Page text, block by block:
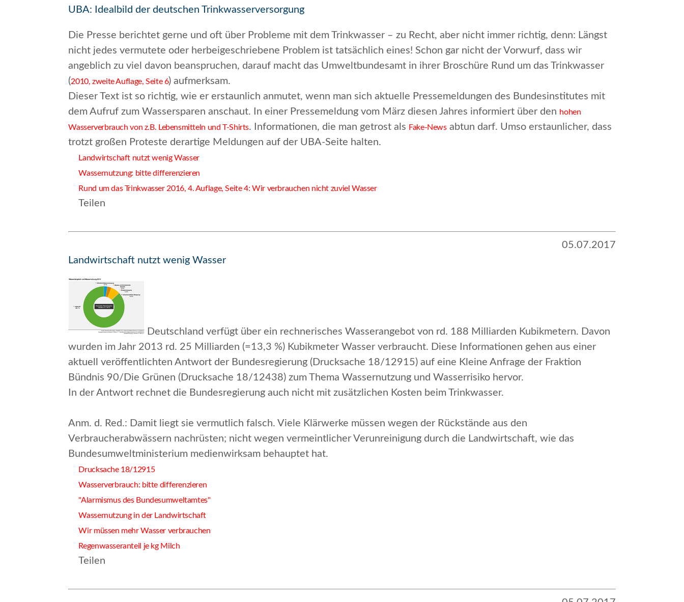
UBA: Idealbild der deutschen Trinkwasserversorgung
Die Presse berichtet gerne und oft über Probleme mit dem Trinkwasser – zu Recht, aber nicht immer richtig, denn: Längst
nicht jedes vermutete oder herbeigeschriebene Problem ist tatsächlich eines! Schon gar nicht der Vorwurf, dass wir
angeblich zu viel davon beanspruchen, darauf macht das Umweltbundesamt in ihrer Broschüre Rund um das Trinkwasser
(2010, zweite Auflage, Seite 6) aufmerksam.
Dieser Text ist so richtig, wie er erstaunlich anmutet, wenn man sich aktuelle Pressemeldungen des Bundesinstitutes mit
dem Aufruf zum Wassersparen anschaut. In einer Pressemeldung vom März diesen Jahres informiert über den hohen
Wasserverbrauch von z.B. Lebensmitteln und T-Shirts. Informationen, die man getrost als Fake-Newsabtun darf. Umso erstaunlicher, dass
trotzt großen Proteste derartige Meldungen auf der UBA-Seite halten.
Landwirtschaft nutzt wenig Wasser
Wassernutzung: bitte differenzieren
Rund um das Trinkwasser 2016, 4. Auflage, Seite 4: Wir verbrauchen nicht zuviel Wasser
Teilen
05.07.2017
Landwirtschaft nutzt wenig Wasser
Deutschland verfügt über ein rechnerisches Wasserangebot von rd. 188 Milliarden Kubikmetern. Davon
wurden im Jahr 2013 rd. 25 Milliarden (=13,3 %) Kubikmeter Wasser verbraucht. Diese Informationen gehen aus einer
aktuell veröffentlichten Antwort der Bundesregierung (Drucksache 18/12915) auf eine Kleine Anfrage der Fraktion
Bündnis 90/Die Grünen (Drucksache 18/12438) zum Thema Wassernutzung und Wasserrisiko hervor.
In der Antwort rechnet die Bundesregierung auch nicht mit zusätzlichen Kosten beim Trinkwasser.
Anm. d. Red.: Damit liegt sie vermutlich falsch. Viele Klärwerke müssen wegen der Rückstände aus den
Verbraucherabwässern nachrüsten; nicht wegen vermeintlicher Verunreinigung durch die Landwirtschaft, wie das
Bundesumweltministerium medienwirksam behauptet hat.
Drucksache 18/12915
Wasserverbrauch: bitte differenzieren
"Alarmismus des Bundesumweltamtes"
Wassernutzung in der Landwirtschaft
Wir müssen mehr Wasser verbrauchen
Regenwasseranteil je kg Milch
Teilen